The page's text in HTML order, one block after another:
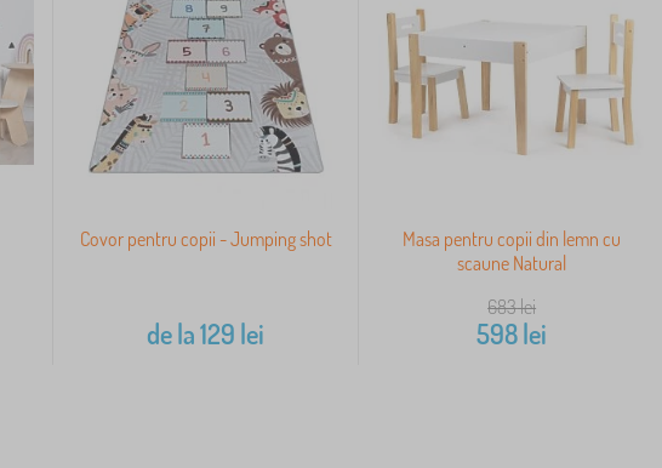
Covor pentru copii - Jumping shot
de la129 lei
Masa pentru copii din lemn cu
scaune Natural
683lei
598lei